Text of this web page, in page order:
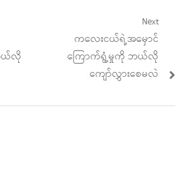
ယ်လို
Next
Next
post:
ကလေးငယ်ရဲ့အမှောင်
ကြောက်ရွံ့မှုကို ဘယ်လို
ကျော်လွှားစေမလဲ